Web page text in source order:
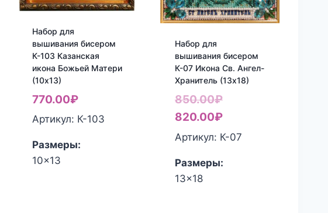
Набор для
вышивания бисером
К-103 Казанская
икона Божьей Матери
(10х13)
770.00₽
Артикул: К-103
Размеры:
10x13
Набор для
вышивания бисером
К-07 Икона Св. Ангел-
Хранитель (13х18)
850.00₽Первоначальная
цена
составляла
820.00₽Текущая
цена:
Артикул: К-07
Размеры:
13x18